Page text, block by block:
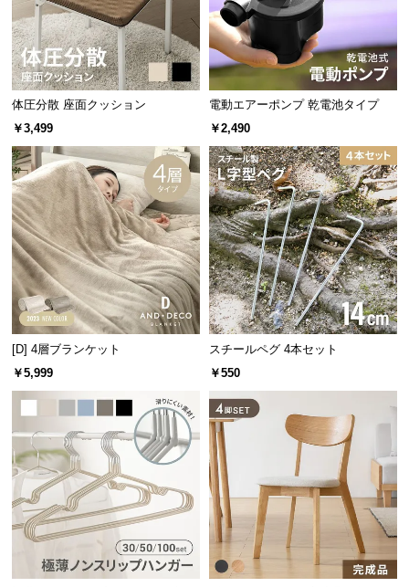
送
に
つ
い
て
開
梱
設
置
サ
ー
ビ
ス
に
つ
い
て
入
経
路
に
つ
い
て
ゆったり座れるワイドサイズ
身体が余裕で収まる幅広の座面サイズ。奥行きも広
くとることで深く腰掛けられ、安定感が高まりま
す。
横幅 奥行き
約48㎝ 約38㎝
体圧分散 座面クッション
￥3,499
電動エアーポンプ 乾電池タイプ
￥2,490
[D] 4層ブランケット
￥5,999
スチールペグ 4本セット
￥550